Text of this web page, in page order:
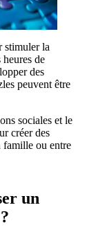
stimuler la
de
des
peuvent être
sociales et le
créer des
famille ou entre
un